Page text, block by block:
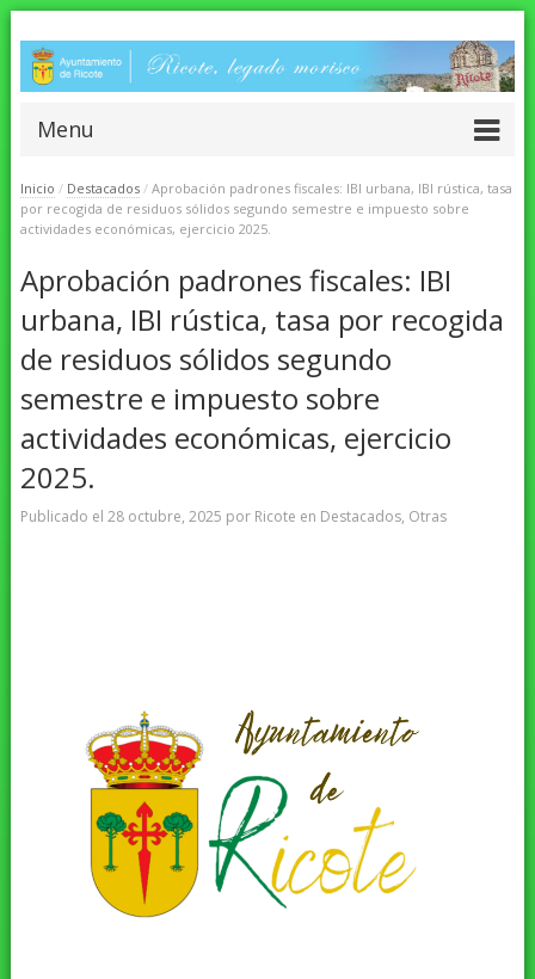
Menu
Inicio / Destacados / Aprobación padrones fiscales: IBI urbana, IBI rústica, tasa
por recogida de residuos sólidos segundo semestre e impuesto sobre
actividades económicas, ejercicio 2025.
Aprobación padrones fiscales: IBI
urbana, IBI rústica, tasa por recogida
de residuos sólidos segundo
semestre e impuesto sobre
actividades económicas, ejercicio
2025.
Publicado el 28 octubre, 2025 por Ricote en Destacados, Otras